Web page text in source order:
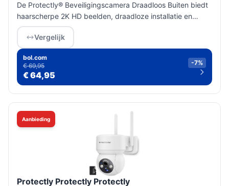
De Protectly® Beveiligingscamera Draadloos Buiten biedt
haarscherpe 2K HD beelden, draadloze installatie en
eenvoudige app-bediening voor optimale
woningbeveiliging.
Vergelijk
bol.com
€ 69,95
€ 64,95
-7%
Aanbieding
Protectly Protectly Protectly